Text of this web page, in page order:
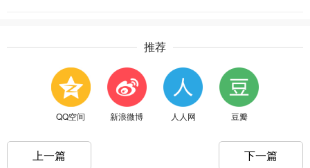
推荐
QQ空间 新浪微博 人人网 豆瓣
上一篇 下一篇